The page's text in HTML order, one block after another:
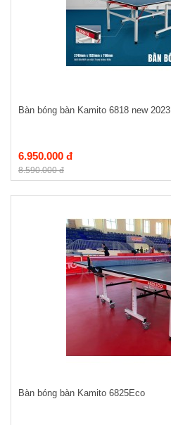
Bàn bóng bàn Kamito 6818 new 2023
6.950.000 đ
8.590.000 đ
Bàn bóng bàn Kamito 6825Eco